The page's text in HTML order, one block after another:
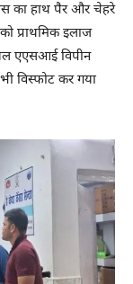
का हाथ पैर और चेहरे
प्राथमिक इलाज
एएसआई विपीन
विस्फोट कर गया